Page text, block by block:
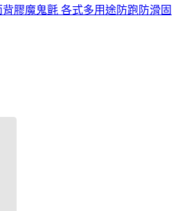
背膠魔鬼氈 各式多用途防跑防滑固